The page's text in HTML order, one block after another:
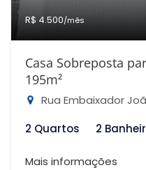
R$ 4.500/mês
Casa Sobreposta
195m²
Rua Embaixador João
2 Quartos
2
Mais informações